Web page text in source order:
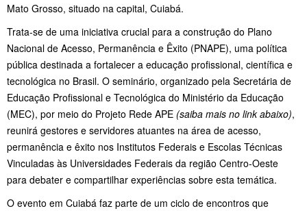
Mato Grosso, situado na capital, Cuiabá.
Trata-se de uma iniciativa crucial para a construção do Plano
Nacional de Acesso, Permanência e Êxito (PNAPE), uma política
pública destinada a fortalecer a educação profissional, científica e
tecnológica no Brasil. O seminário, organizado pela Secretária de
Educação Profissional e Tecnológica do Ministério da Educação
(MEC), por meio do Projeto Rede APE (saiba mais no link abaixo),
reunirá gestores e servidores atuantes na área de acesso,
permanência e êxito nos Institutos Federais e Escolas Técnicas
Vinculadas às Universidades Federais da região Centro-Oeste
para debater e compartilhar experiências sobre esta temática.
O evento em Cuiabá faz parte de um ciclo de encontros que